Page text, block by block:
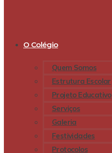
O Colégio
Quem Somos
Estrutura Escolar
Projeto Educativo
Serviços
Galeria
Festividades
Protocolos